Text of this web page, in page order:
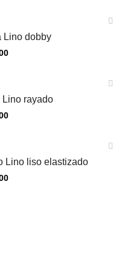
Lino dobby
rayado
Lino liso elastizado